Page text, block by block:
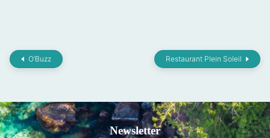
O’Buzz Restaurant Plein Soleil
Newsletter